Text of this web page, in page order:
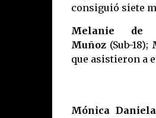
consiguió siete
Melanie de
Muñoz(Sub-18);
que asistieron a
Mónica